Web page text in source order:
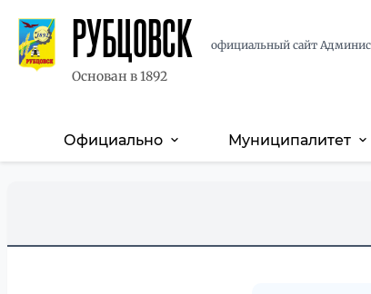
РУБЦОВСК
Основан в 1892
официальный сайт
Основная
Официально expand_more Муниципалитет expand_more